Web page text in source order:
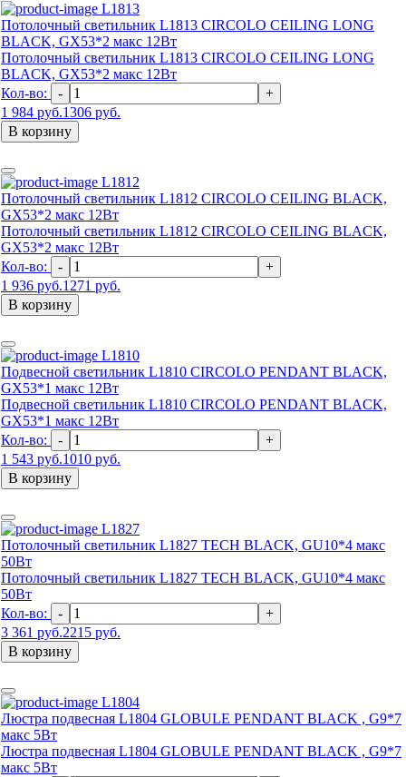
L1813
Потолочный светильник L1813 CIRCOLO CEILING LONG
BLACK, GX53*2 макс 12Вт
Потолочный светильник L1813 CIRCOLO CEILING LONG
BLACK, GX53*2 макс 12Вт
Кол-во:
-
+
1 984 руб.1306 руб.
В корзину
L1812
Потолочный светильник L1812 CIRCOLO CEILING BLACK,
GX53*2 макс 12Вт
Потолочный светильник L1812 CIRCOLO CEILING BLACK,
GX53*2 макс 12Вт
Кол-во:
-
+
1 936 руб.1271 руб.
В корзину
L1810
Подвесной светильник L1810 CIRCOLO PENDANT BLACK,
GX53*1 макс 12Вт
Подвесной светильник L1810 CIRCOLO PENDANT BLACK,
GX53*1 макс 12Вт
Кол-во:
-
+
1 543 руб.1010 руб.
В корзину
L1827
Потолочный светильник L1827 TECH BLACK, GU10*4 макс
50Вт
Потолочный светильник L1827 TECH BLACK, GU10*4 макс
50Вт
Кол-во:
-
+
3 361 руб.2215 руб.
В корзину
L1804
Люстра подвесная L1804 GLOBULE PENDANT BLACK , G9*7
макс 5Вт
Люстра подвесная L1804 GLOBULE PENDANT BLACK , G9*7
макс 5Вт